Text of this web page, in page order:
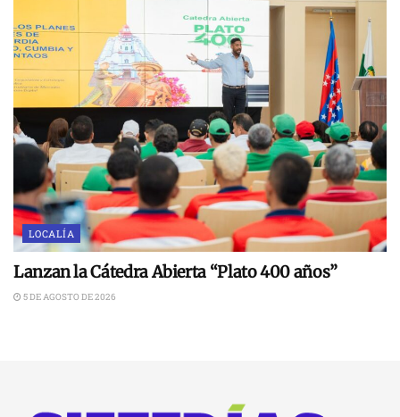
LOCALÍA
Lanzan la Cátedra Abierta “Plato 400 años”
5 DE AGOSTO DE 2026